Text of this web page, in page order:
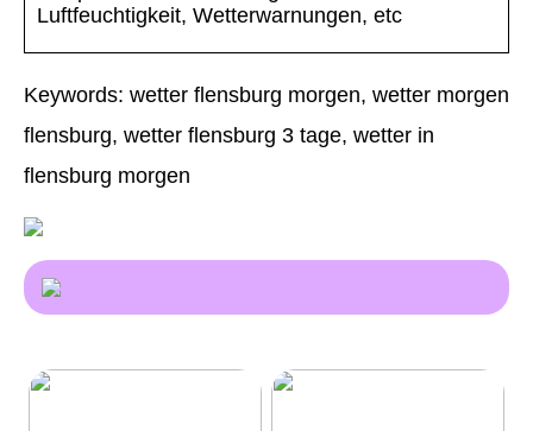
Luftfeuchtigkeit, Wetterwarnungen, etc
Keywords: wetter flensburg morgen, wetter morgen
flensburg, wetter flensburg 3 tage, wetter in
flensburg morgen